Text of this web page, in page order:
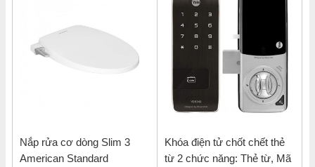
Nắp rửa cơ dòng Slim 3
American Standard
Khóa điện tử chốt chết thẻ
từ 2 chức năng: Thẻ từ, Mã